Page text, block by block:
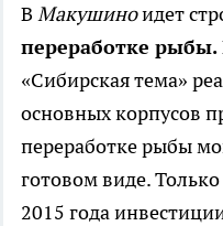
В Макушиноидет
переработке рыбы.
«Сибирская тема»
основных корпусов
переработке рыбы
готовом виде.
2015 года